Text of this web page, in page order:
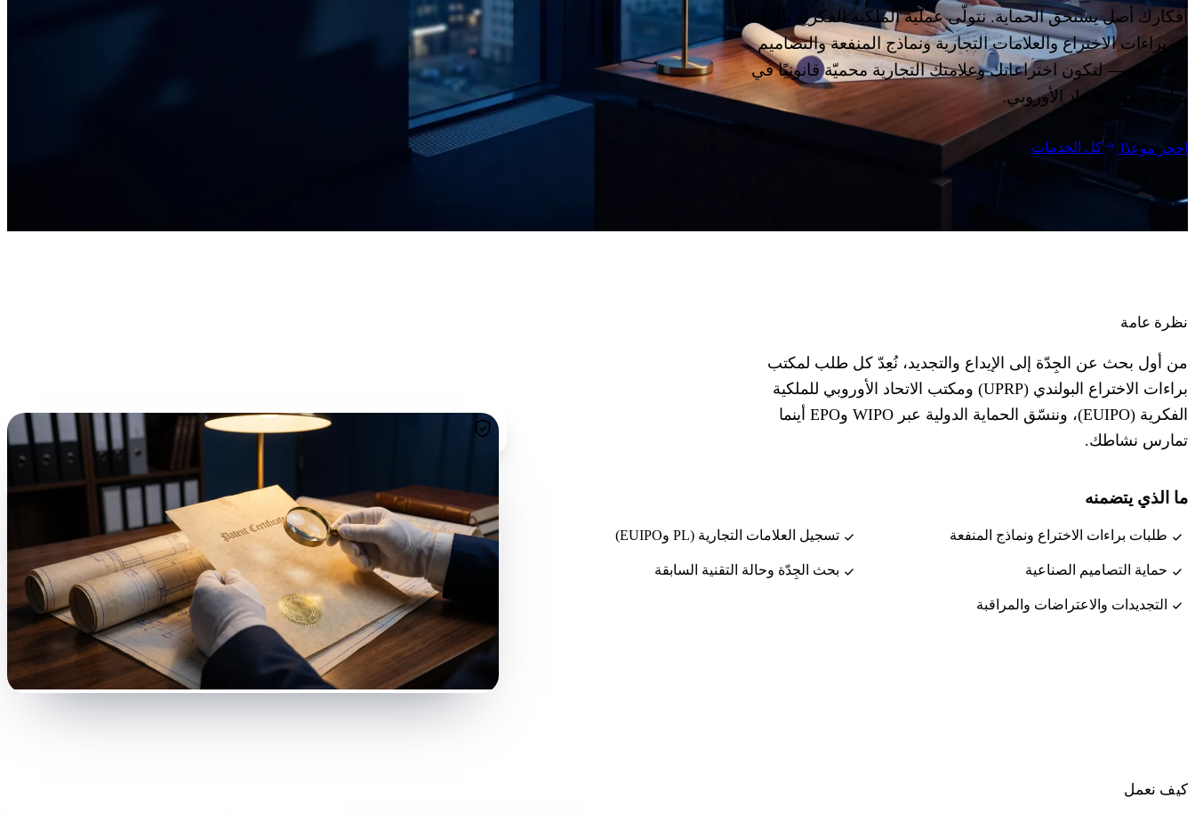
04
المدونة
Saldeo
07 تواصل معنا
أفكارك أصل يستحق الحماية. نتولّى عملية الملكية الفكرية بالكامل
— براءات الاختراع والعلامات التجارية ونماذج المنفعة والتصاميم
الصناعية — لتكون اختراعاتك وعلامتك التجارية محميّة قانونيًا في
بولندا وعبر الاتحاد الأوروبي.
احجز موعدًا كل الخدمات
نظرة عامة
من أول بحث عن الجِدّة إلى الإيداع والتجديد، نُعِدّ كل طلب لمكتب
براءات الاختراع البولندي (UPRP) ومكتب الاتحاد الأوروبي للملكية
الفكرية (EUIPO)، وننسّق الحماية الدولية عبر WIPO وEPO أينما
تمارس نشاطك.
ما الذي يتضمنه
طلبات براءات الاختراع ونماذج المنفعة تسجيل العلامات التجارية (PL وEUIPO)
حماية التصاميم الصناعية بحث الجِدّة وحالة التقنية السابقة
التجديدات والاعتراضات والمراقبة
كيف نعمل